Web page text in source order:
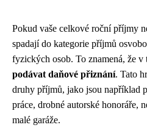
Pokud vaše celkové roční příjmy
spadají do kategorie příjmů
fyzických osob. To znamená, že v
podávat daňové přiznání. Tato
druhy příjmů, jako jsou například
práce, drobné autorské honoráře,
malé garáže.